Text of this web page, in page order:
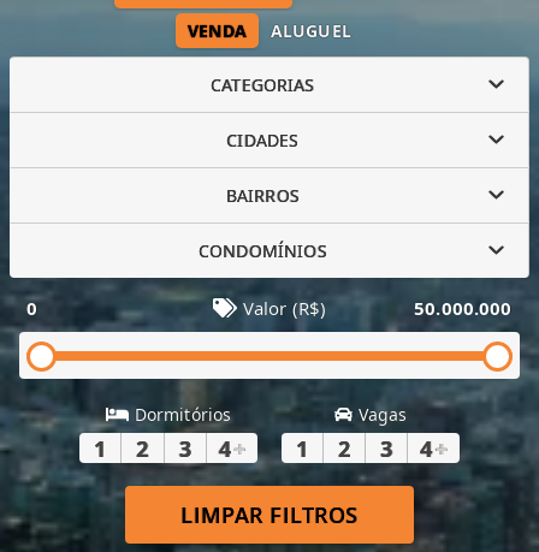
VENDA ALUGUEL
CATEGORIAS
CIDADES
BAIRROS
CONDOMÍNIOS
0 Valor (R$) 50.000.000
Dormitórios
1 2 3 4+
Vagas
1 2 3 4+
LIMPAR FILTROS